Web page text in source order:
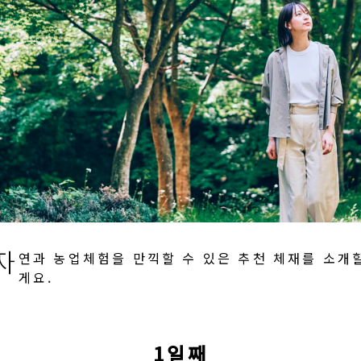
연과 농업체험을 만끽할 수 있은 추천 체재를 소개
게요.
1일째